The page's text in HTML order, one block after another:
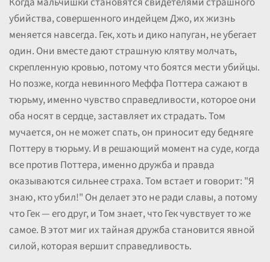
убийства, совершенного индейцем Джо, их жизнь
меняется навсегда. Гек, хоть и дико напуган, не убегает
один. Они вместе дают страшную клятву молчать,
скрепленную кровью, потому что боятся мести убийцы.
Но позже, когда невинного Меффа Поттера сажают в
тюрьму, именно чувство справедливости, которое они
оба носят в сердце, заставляет их страдать. Том
мучается, он не может спать, он приносит еду бедняге
Поттеру в тюрьму. И в решающий момент на суде, когда
все против Поттера, именно дружба и правда
оказываются сильнее страха. Том встает и говорит: "Я
знаю, кто убил!" Он делает это не ради славы, а потому
что Гек — его друг, и Том знает, что Гек чувствует то же
самое. В этот миг их тайная дружба становится явной
силой, которая вершит справедливость.